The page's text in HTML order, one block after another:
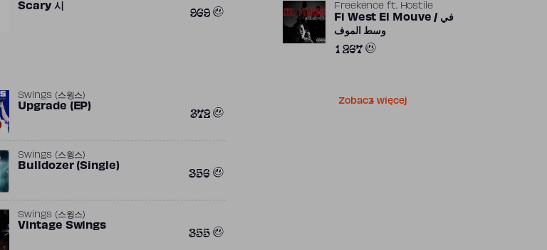
Scary 시 969
Swings (스윙스)
Upgrade (EP) 372
Swings (스윙스)
Bulldozer (Single) 356
Swings (스윙스)
Vintage Swings 355
Freekence ft. Hostile
Fi West El Mouve / في
وسط الموف
1 267
Zobacz więcej